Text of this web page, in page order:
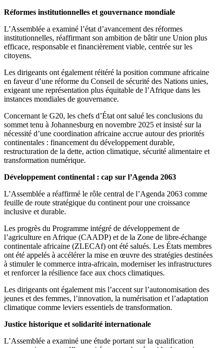
Réformes institutionnelles et gouvernance mondiale
L’Assemblée a examiné l’état d’avancement des réformes
institutionnelles, réaffirmant son ambition de bâtir une Union plus
efficace, responsable et financièrement viable, centrée sur les
citoyens.
Les dirigeants ont également réitéré la position commune africaine
en faveur d’une réforme du Conseil de sécurité des Nations unies,
exigeant une représentation plus équitable de l’Afrique dans les
instances mondiales de gouvernance.
Concernant le G20, les chefs d’État ont salué les conclusions du
sommet tenu à Johannesburg en novembre 2025 et insisté sur la
nécessité d’une coordination africaine accrue autour des priorités
continentales : financement du développement durable,
restructuration de la dette, action climatique, sécurité alimentaire et
transformation numérique.
Développement continental : cap sur l’Agenda 2063
L’Assemblée a réaffirmé le rôle central de l’Agenda 2063 comme
feuille de route stratégique du continent pour une croissance
inclusive et durable.
Les progrès du Programme intégré de développement de
l’agriculture en Afrique (CAADP) et de la Zone de libre-échange
continentale africaine (ZLECAf) ont été salués. Les États membres
ont été appelés à accélérer la mise en œuvre des stratégies destinées
à stimuler le commerce intra-africain, moderniser les infrastructures
et renforcer la résilience face aux chocs climatiques.
Les dirigeants ont également mis l’accent sur l’autonomisation des
jeunes et des femmes, l’innovation, la numérisation et l’adaptation
climatique comme leviers essentiels de transformation.
Justice historique et solidarité internationale
L’Assemblée a examiné une étude portant sur la qualification